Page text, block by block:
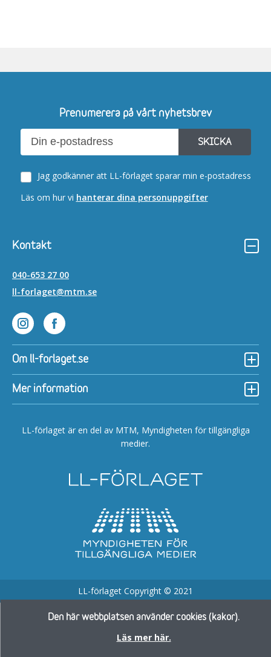
Den här webbplatsen använder cookies (kakor).
Läs mer här.
Prenumerera på vårt nyhetsbrev
SKICKA
Jag godkänner att LL-förlaget sparar min e-postadress
Läs om hur vi hanterar dina personuppgifter
Kontakt
040-653 27 00
ll-forlaget@mtm.se
Lättläst på Instagram
Om ll-forlaget.se
Mer information
LL-förlaget är en del av MTM, Myndigheten för tillgängliga
medier.
LL-förlaget Copyright © 2021